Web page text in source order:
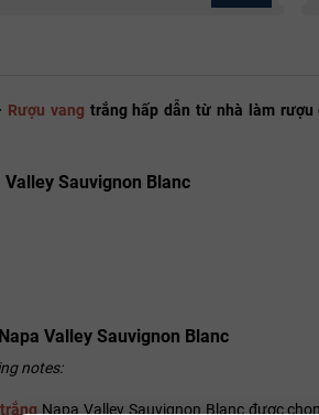
Rượu vang trắng hấp dẫn từ nhà làm rượu
Sauvignon Blanc
Valley Sauvignon Blanc
notes:
Napa Valley Sauvignon Blanc được